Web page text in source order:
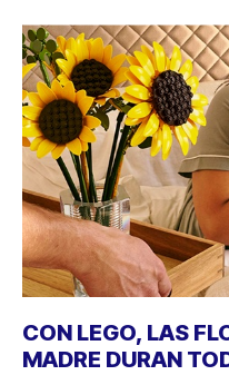
CON LEGO, LAS
MADRE DURAN